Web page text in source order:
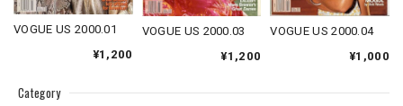
Category
VOGUE US 2000.01
¥1,200
VOGUE US 2000.03
¥1,200
VOGUE US 2000.04
¥1,000